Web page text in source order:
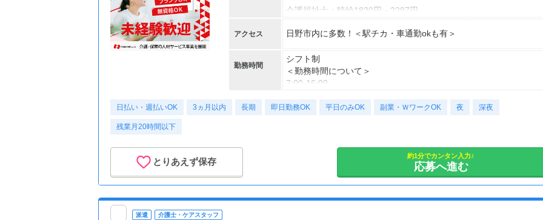
◇10：00～19：00など
しっかりフルタイム勤務も可能！
あなたの希望のシフト時間を叶えます！
応募後になんでも相談してくださいね！
※上記はシフトの一例です。
介護福祉士：時給1830円～2287円
初任者以上：時給1730円～2162円
無資格の方：時給1530円～1912円
◆月26万以上
月収：269280円（時給1530円×8h×22日)
アクセス 日野市内に多数！＜駅チカ・車通勤okも有＞
勤務時間
シフト制
＜勤務時間について＞
7:00-16:00
11:00-20:00
日払い・週払いOK 3ヵ月以内 長期 即日勤務OK 平日のみOK 副業・ＷワークOK 夜 深夜
残業月20時間以下
とりあえず保存
約1分でカンタン入力♪
応募へ進む
派遣 介護士・ケアスタッフ